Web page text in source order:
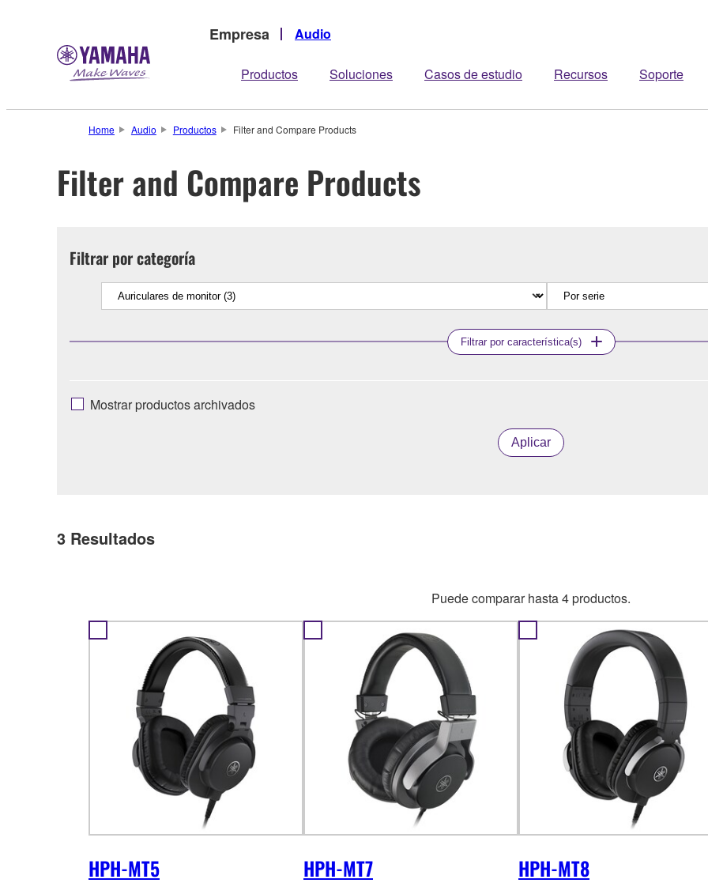
Empresa Audio
Productos Soluciones Casos de estudio Recursos Soporte
Home Audio Productos Filter and Compare Products
Filter and Compare Products
Filtrar por categoría
Filtrar por característica(s)
Mostrar productos archivados
Aplicar
3 Resultados
Puede comparar hasta 4 productos.
HPH-MT5 HPH-MT7 HPH-MT8